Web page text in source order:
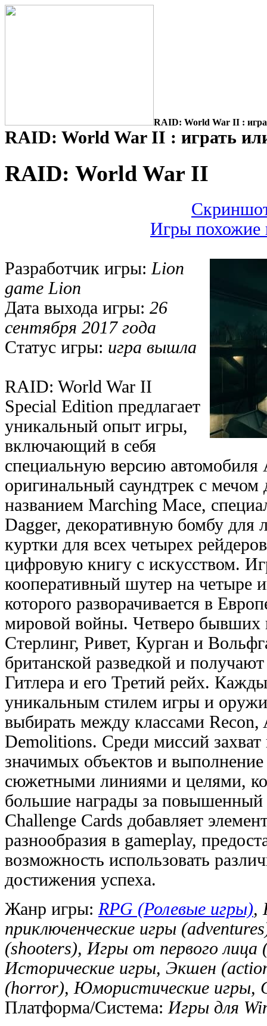
RAID: World War II :
RAID: World War II : играть
RAID: World War II
Игры похожие
Разработчик игры: Lion
game Lion
Дата выхода игры: 26
сентября 2017 года
Статус игры: игра вышла
RAID: World War II
Special Edition предлагает
уникальный опыт игры,
включающий в себя
специальную версию
оригинальный саундтрек с мечом
названием Marching Mace,
Dagger, декоративную бомбу для
куртки для всех четырех
цифровую книгу с искусством.
кооперативный шутер на четыре
которого разворачивается в
мировой войны. Четверо бывших
Стерлинг, Ривет, Курган и
британской разведкой и
Гитлера и его Третий рейх.
уникальным стилем игры и
выбирать между классами Recon,
Demolitions. Среди миссий захват
значимых объектов и
сюжетными линиями и целями,
большие награды за повышенный
Challenge Cards добавляет
разнообразия в gameplay,
возможность использовать
достижения успеха.
Жанр игры: RPG (Ролевые игры),
приключенческие игры
(shooters), Игры от первого лица
Исторические игры, Экшен
(horror), Юмористические игры,
Платформа/Система: Игры для